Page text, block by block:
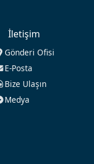
İletişim
Gönderi Ofisi
E-Posta
Bize Ulaşın
Medya